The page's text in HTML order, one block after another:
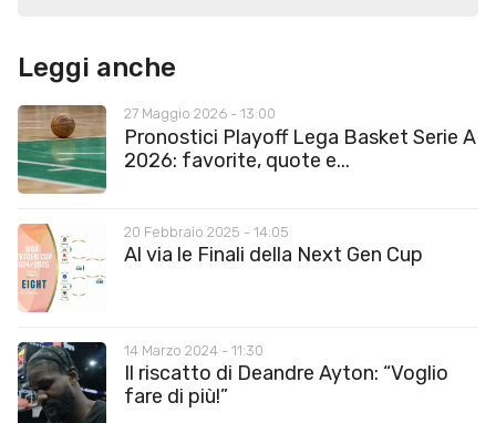
Leggi anche
27 Maggio 2026 - 13:00
Pronostici Playoff Lega Basket Serie A
2026: favorite, quote e...
20 Febbraio 2025 - 14:05
Al via le Finali della Next Gen Cup
14 Marzo 2024 - 11:30
Il riscatto di Deandre Ayton: “Voglio
fare di più!”